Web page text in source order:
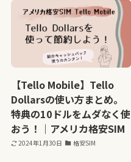
【Tello Mobile】Tello
Dollarsの使い方まとめ。
特典の10ドルをムダなく使
おう！｜アメリカ格安SIM
2024年1月30日 格安SIM